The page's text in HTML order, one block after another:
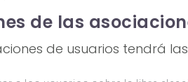
de las
de usuarios tendrá